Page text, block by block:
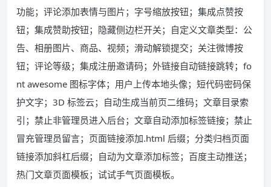
功能；评论添加表情与图片；字号缩放按钮；集成点赞按
钮；集成赞助按钮；隐藏侧边栏开关；自定义文章类型：公
告、相册图片、商品、视频；滑动解锁提交；关注微博按
钮；评论等级；集成注册邀请码；外链接自动链接跳转；fo
nt awesome 图标字体；用户上传本地头像；短代码密码保
护文字；3D 标签云；自动生成当前页二维码；文章目录索
引；禁止非管理员进入后台；文章自动添加标签链接；禁止
冒充管理员留言；页面链接添加.html 后缀；分类归档页面
链接添加斜杠后缀；自动为文章添加标签；百度主动推送；
热门文章页面模板；试试手气页面模板。